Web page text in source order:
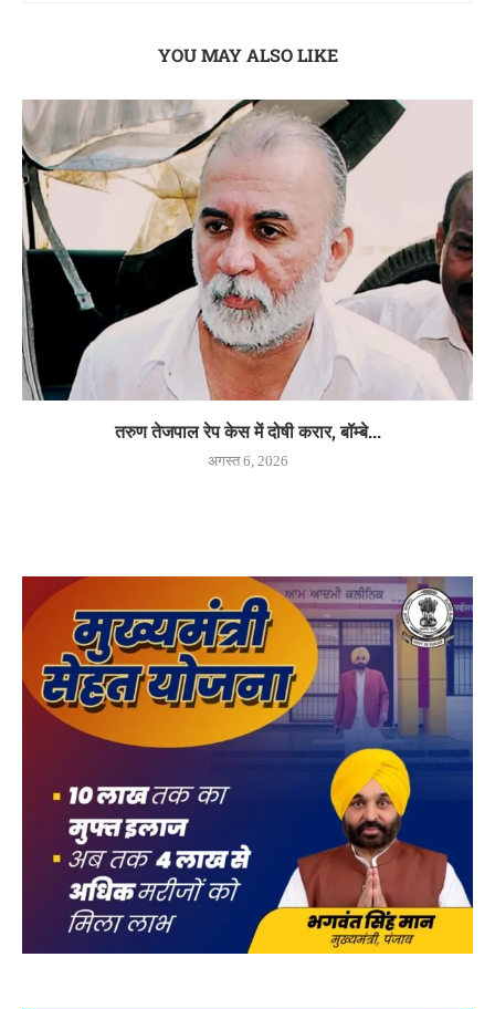
YOU MAY ALSO LIKE
तरुण तेजपाल रेप केस में दोषी करार, बॉम्बे...
अगस्त 6, 2026